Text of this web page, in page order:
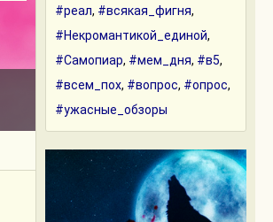
#реал, #всякая_фигня,
#Некромантикой_единой,
#Самопиар, #мем_дня, #в5,
#всем_пох, #вопрос, #опрос,
#ужасные_обзоры